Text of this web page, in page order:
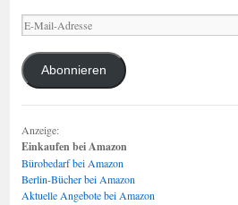
E-
Mail-
Adresse
Abonnieren
Anzeige:
Einkaufen bei Amazon
Bürobedarf bei Amazon
Berlin-Bücher bei Amazon
Aktuelle Angebote bei Amazon